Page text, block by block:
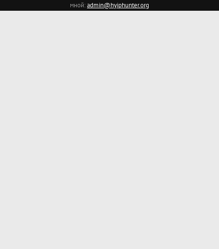
мной:admin@hyiphunter.org